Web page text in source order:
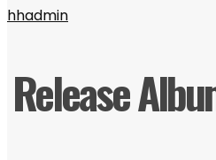
hhadmin
Release